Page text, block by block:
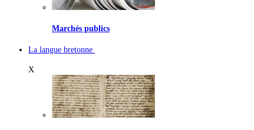
Marchés publics
La langue bretonne
X